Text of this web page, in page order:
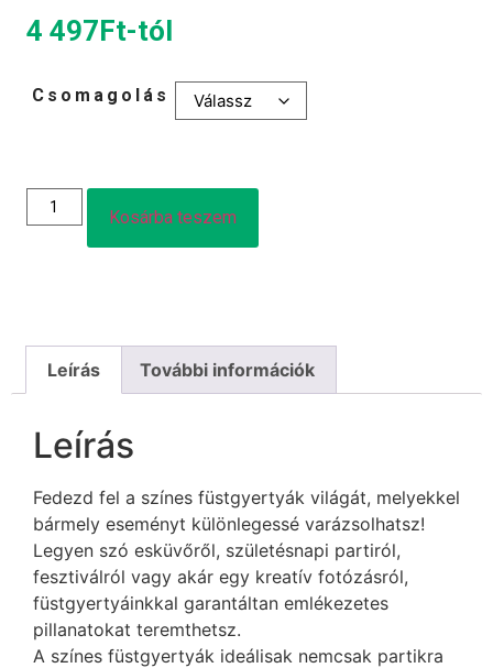
4 497Ft-tól
Csomagolás
Kosárba teszem
Leírás További információk
Leírás
Fedezd fel a színes füstgyertyák világát, melyekkel
bármely eseményt különlegessé varázsolhatsz!
Legyen szó esküvőről, születésnapi partiról,
fesztiválról vagy akár egy kreatív fotózásról,
füstgyertyáinkkal garantáltan emlékezetes
pillanatokat teremthetsz.
A színes füstgyertyák ideálisak nemcsak partikra